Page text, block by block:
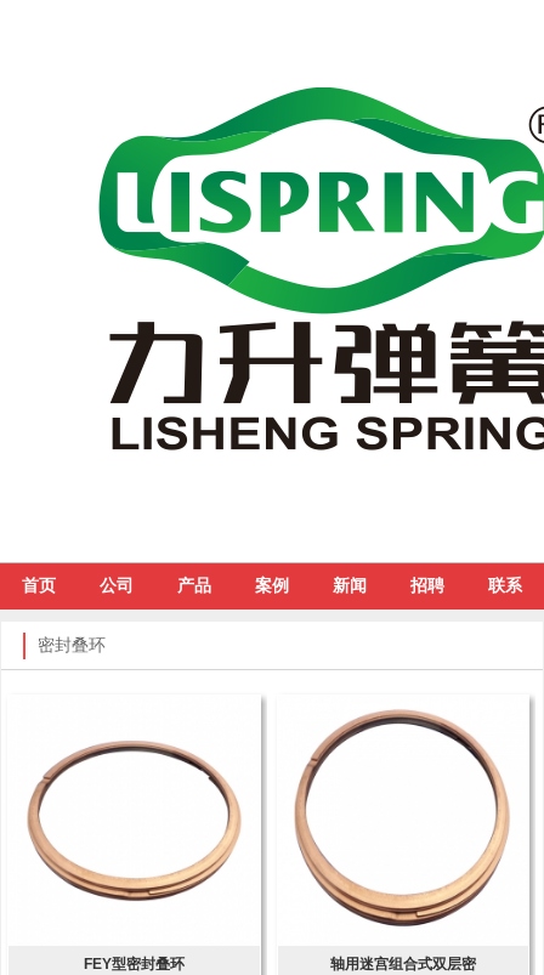
首页 公司 产品 案例 新闻 招聘 联系
密封叠环
FEY型密封叠环 轴用迷宫组合式双层密